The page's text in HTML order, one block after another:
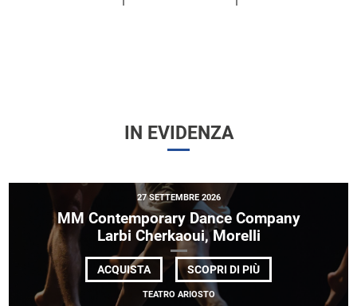
IN EVIDENZA
27 SETTEMBRE 2026
MM Contemporary Dance Company
Larbi Cherkaoui, Morelli
ACQUISTA SCOPRI DI PIÙDI
MM
CONTEMPORARY
TEATRO ARIOSTO